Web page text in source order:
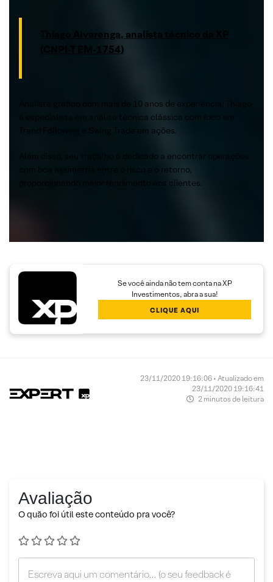
Thiago Alvarenga, analista técnico da XP
(CNPI-T EM-1754)
Analista gráfico com mais de 10 anos de experiência, Thiago
é especialista em análise técnica clássica com foco em
Trend Following e Swing Trade em ações.
Além disso, seu trabalho é dedicado a encontrar operações
com boa assimetria entre o risco e o retorno,
proporcionando maior rendimento aos clientes.
Se você ainda não tem conta na XP
Investimentos, abra a sua!
CLIQUE AQUI
23/11/2020 19:16:06 • Atualizado em
23/11/2020 19:16:41
2 minutos de leitura
Avaliação
O quão foi útil este conteúdo pra você?